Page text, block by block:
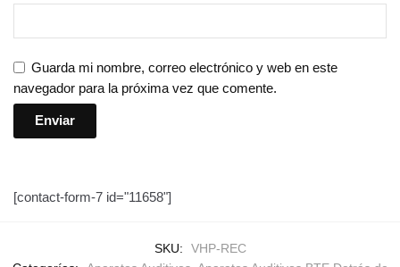
Guarda mi nombre, correo electrónico y web en este
navegador para la próxima vez que comente.
[contact-form-7 id="11658"]
SKU:
VHP-REC